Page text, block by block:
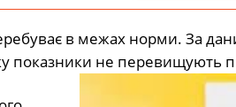
в межах норми. За
показники не перевищують